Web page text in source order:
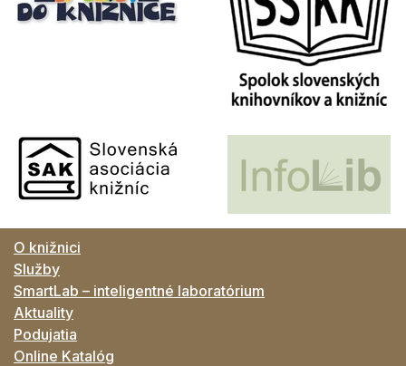
O knižnici
Služby
SmartLab – inteligentné laboratórium
Aktuality
Podujatia
Online Katalóg